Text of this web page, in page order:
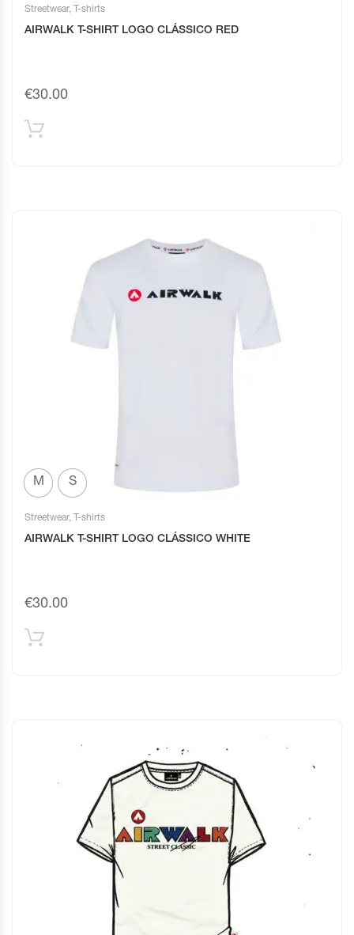
Streetwear, T-shirts
AIRWALK T-SHIRT LOGO CLÁSSICO RED
€30.00
M S
Streetwear, T-shirts
AIRWALK T-SHIRT LOGO CLÁSSICO WHITE
€30.00